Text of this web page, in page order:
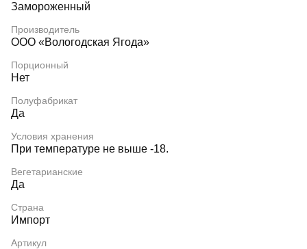
Замороженный
Производитель
ООО «Вологодская Ягода»
Порционный
Нет
Полуфабрикат
Да
Условия хранения
При температуре не выше -18.
Вегетарианские
Да
Страна
Импорт
Артикул